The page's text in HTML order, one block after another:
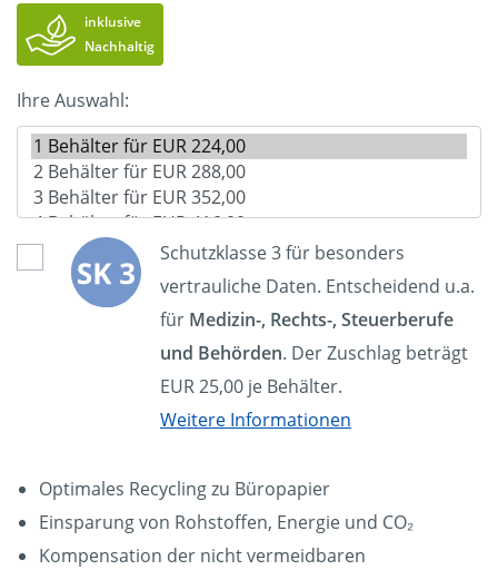
inklusive
Nachhaltig
Ihre Auswahl:
Schutzklasse 3 für besonders
vertrauliche Daten. Entscheidend u.a.
für Medizin-, Rechts-, Steuerberufe
und Behörden. Der Zuschlag beträgt
EUR 25,00 je Behälter.
Weitere Informationen
Optimales Recycling zu Büropapier
Einsparung von Rohstoffen, Energie und CO₂
Kompensation der nicht vermeidbaren